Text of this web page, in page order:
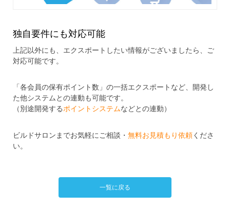
独自要件にも対応可能
上記以外にも、エクスポートしたい情報がございましたら、ご
対応可能です。
「各会員の保有ポイント数」の一括エクスポートなど、開発し
た他システムとの連動も可能です。
（別途開発するポイントシステムなどとの連動）
ビルドサロンまでお気軽にご相談・ 無料お見積もり依頼くださ
い。
一覧に戻る